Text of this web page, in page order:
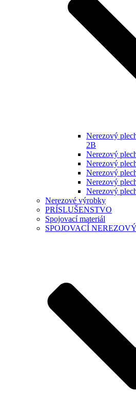
Nerezový
2B
Nerezový
Nerezový
Nerezový
Nerezový
Nerezový
Nerezové výrobky
PRÍSLUŠENSTVO
Spojovací materiál
SPOJOVACÍ